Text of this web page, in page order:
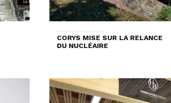
CORYS MISE SUR LA RELANCE
DU NUCLÉAIRE